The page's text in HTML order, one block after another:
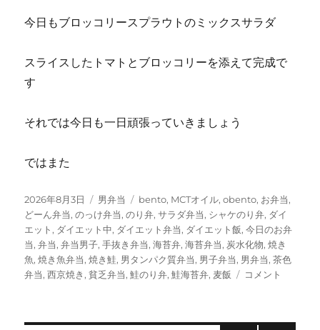
今日もブロッコリースプラウトのミックスサラダ
スライスしたトマトとブロッコリーを添えて完成で
す
それでは今日も一日頑張っていきましょう
ではまた
投
稿
日:
2026年8月3日
カ
テ
ゴ
リ
ー
男弁当
タ
グ
bento, MCTオイル,obento, お弁当,
どーん弁当,のっけ弁当,のり弁,サラダ弁当, シャケのり弁, ダイ
エット , ダイエット中, ダイエット弁当, ダイエット飯,今日のお弁
当,弁当,弁当男子,手抜き弁当,海苔弁,海苔弁当, 炭水化物,焼き
魚,焼き魚弁当,焼き鮭, 男タンパク質弁当, 男子弁当, 男弁当,茶色
弁当,西京焼き ,貧乏弁当,鮭のり弁,鮭海苔弁, 麦飯
鮭
コメント